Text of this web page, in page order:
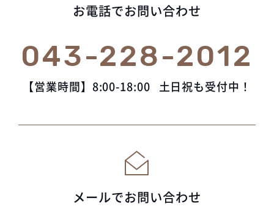
お電話でお問い合わせ
043-228-2012
【営業時間】8:00-18:00 土日祝も受付中！
メールでお問い合わせ